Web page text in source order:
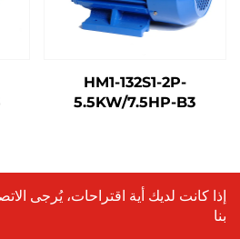
HM1-132S1-2P-
5.5KW/7.5HP-B3
إذا كانت لديك أية اقتراحات، يُرجى
بنا